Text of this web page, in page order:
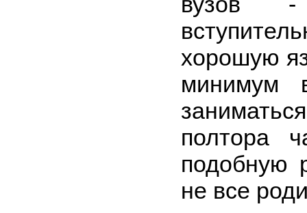
хорошую
минимум
полтора
подобную
не все